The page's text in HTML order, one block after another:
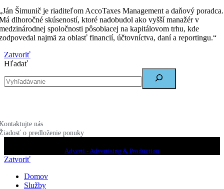
Šimunič je riaditeľom AccoTaxes Management a daňový poradca.
dlhoročné skúseností, ktoré nadobudol ako vyšší manažér v
spoločnosti pôsobiacej na kapitálovom trhu, kde
najmä za oblasť financií, účtovníctva, daní a reportingu.“
Zatvoriť
Hľadať
nás
o predloženie ponuky
Adverti - Advertising & Production
Zatvoriť
Domov
Služby